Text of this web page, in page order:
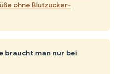
ohne Blutzucker-
braucht man nur bei